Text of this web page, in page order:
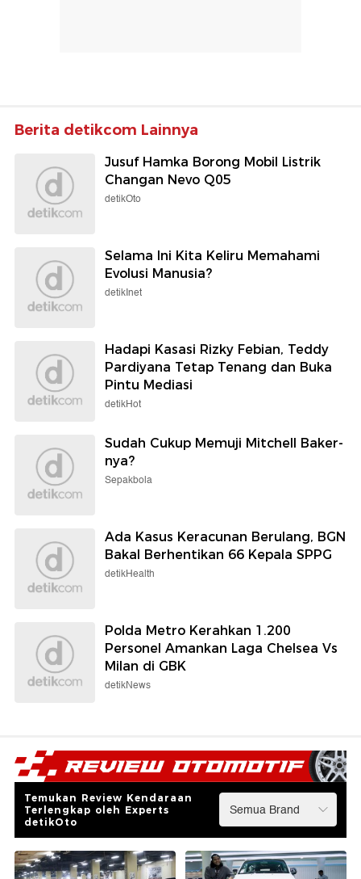
Berita detikcom Lainnya
Jusuf Hamka Borong Mobil Listrik
Changan Nevo Q05
detikOto
Selama Ini Kita Keliru Memahami
Evolusi Manusia?
detikInet
Hadapi Kasasi Rizky Febian, Teddy
Pardiyana Tetap Tenang dan Buka
Pintu Mediasi
detikHot
Sudah Cukup Memuji Mitchell Baker-
nya?
Sepakbola
Ada Kasus Keracunan Berulang, BGN
Bakal Berhentikan 66 Kepala SPPG
detikHealth
Polda Metro Kerahkan 1.200
Personel Amankan Laga Chelsea Vs
Milan di GBK
detikNews
Temukan Review Kendaraan
Terlengkap oleh Experts
detikOto